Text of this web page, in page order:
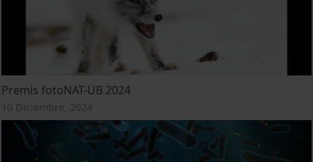
Premis fotoNAT-UB 2024
10 Diciembre, 2024